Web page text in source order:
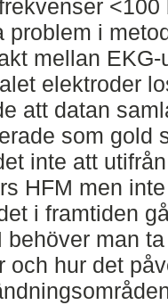
problem i
mellan
elektroder
att datan
som gold
inte att
HFM men
i framtiden
behöver man
och hur det